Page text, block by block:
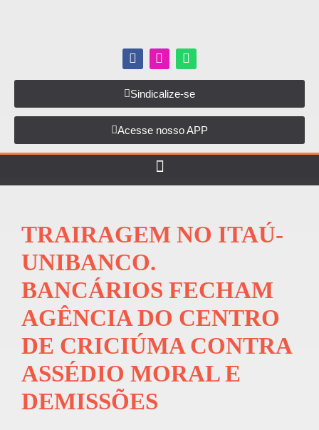
Sindicalize-se
Acesse nosso APP
TRAIRAGEM NO ITAÚ-
UNIBANCO.
BANCÁRIOS FECHAM
AGÊNCIA DO CENTRO
DE CRICIÚMA CONTRA
ASSÉDIO MORAL E
DEMISSÕES